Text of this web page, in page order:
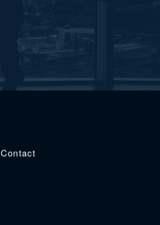
Contact